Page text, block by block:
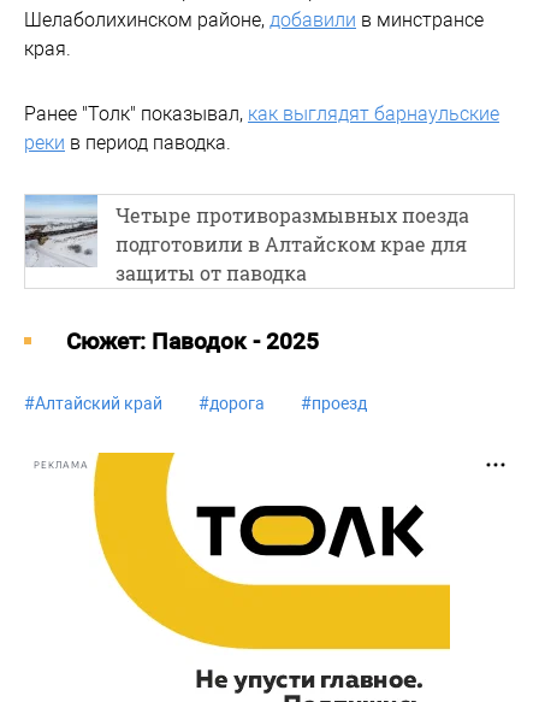
Шелаболихинском районе, добавили в минстрансе
края.
Ранее "Толк" показывал, как выглядят барнаульские
реки в период паводка.
Четыре противоразмывных поезда
подготовили в Алтайском крае для
защиты от паводка
Cюжет: Паводок - 2025
#Алтайский край #дорога #проезд
РЕКЛАМА